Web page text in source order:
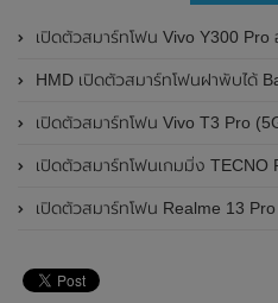
เปิดตัวสมาร์ทโฟน Vivo Y300 Pro อย่างเป็นทางการแล้วในประเทศจีน มาพร้อมดีไซน์พรี
HMD เปิดตัวสมาร์ทโฟนฝาพับได้ Barbie
เปิดตัวสมาร์ทโฟน Vivo T3 Pro (5G) อ
เปิดตัวสมาร์ทโฟนเกมมิ่ง TECNO POVA 6 Neo อย่า
เปิดตัวสมาร์ทโฟน Realme 13 Pro Extreme